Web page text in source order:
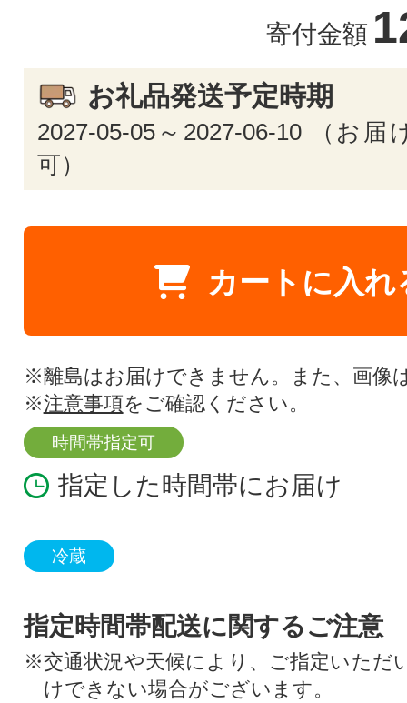
寄付金額
お礼品発送予定時期
2027-05-05～2027-06-10 （お届
可）
カートに入れ
※離島はお届けできません。また、画像
※注意事項をご確認ください。
時間帯指定可
指定した時間帯にお届け
冷蔵
指定時間帯配送に関するご注意
※交通状況や天候により、ご指定いただ
けできない場合がございます。